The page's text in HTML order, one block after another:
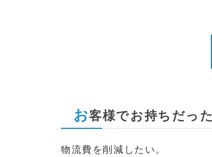
お客様でお持ちだっ
物流費を削減したい。